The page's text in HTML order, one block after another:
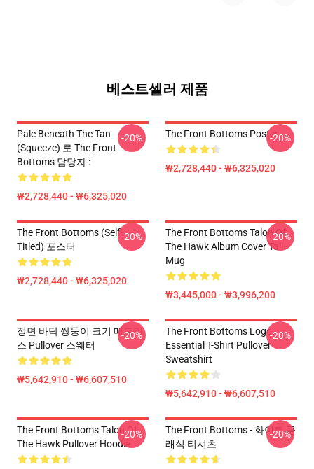
베스트셀러 제품
Pale Beneath The Tan
(Squeeze) 로 The Front
Bottoms 담당자 :
₩2,728,440 - ₩6,325,020
-20% The Front Bottoms Poster
₩2,728,440 - ₩6,325,020
-20%
The Front Bottoms (Self-
Titled) 포스터
₩2,728,440 - ₩6,325,020
-20%
The Front Bottoms Talon Of
The Hawk Album Cover Tall
Mug
₩3,445,000 - ₩3,996,200
-20%
정면 바닥 쌍둥이 크기 매트리
스 Pullover 스웨터
₩5,642,910 - ₩6,607,510
-20%
The Front Bottoms Logo
Essential T-Shirt Pullover
Sweatshirt
₩5,642,910 - ₩6,607,510
-20%
The Front Bottoms Talon Of
The Hawk Pullover Hoodie
-20%
The Front Bottoms - 화이트 클
래식 티셔츠
-20%